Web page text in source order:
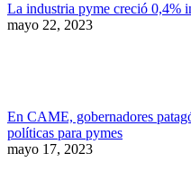
La industria pyme creció 0,4%
mayo 22, 2023
En CAME, gobernadores
políticas para pymes
mayo 17, 2023